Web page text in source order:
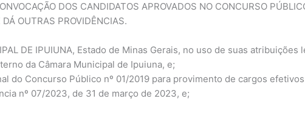
DOS CANDIDATOS APROVADOS NO CONCURSO
OUTRAS PROVIDÊNCIAS.
DE IPUIUNA, Estado de Minas Gerais, no uso de suas
da Câmara Municipal de Ipuiuna, e;
do Concurso Público nº 01/2019 para provimento de cargos
nº 07/2023, de 31 de março de 2023, e;